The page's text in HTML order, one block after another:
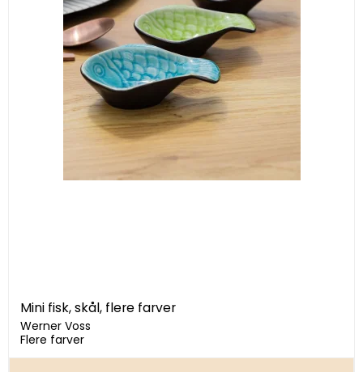
Mini fisk, skål, flere farver
Werner Voss
Flere farver